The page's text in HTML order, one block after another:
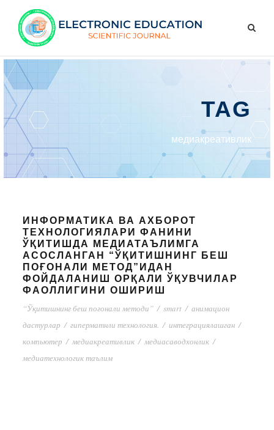
TAG
медиакреативлик
ИНФОРМАТИКА ВА АХБОРОТ
ТЕХНОЛОГИЯЛАРИ ФАНИНИ
ЎҚИТИШДА МЕДИАТАЪЛИМГА
АСОСЛАНГАН “ЎҚИТИШНИНГ БЕШ
ПОҒОНАЛИ МЕТОД”ИДАН
ФОЙДАЛАНИШ ОРҚАЛИ ЎҚУВЧИЛАР
ФАОЛЛИГИНИ ОШИРИШ
“Ўқитишнинг беш поғонали методи” / smart / анимацион
дастурлар / гиперматнли технология. / интеграциялашган /
компьютер / медиакреативлик / медиасаводхонлик /
медиатехнологик таълим